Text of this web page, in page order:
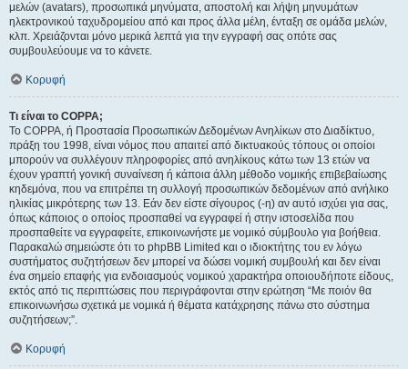
μελών (avatars), προσωπικά μηνύματα, αποστολή και λήψη μηνυμάτων
ηλεκτρονικού ταχυδρομείου από και προς άλλα μέλη, ένταξη σε ομάδα μελών,
κλπ. Χρειάζονται μόνο μερικά λεπτά για την εγγραφή σας οπότε σας
συμβουλεύουμε να το κάνετε.
Κορυφή
Τι είναι το COPPA;
Το COPPA, ή Προστασία Προσωπικών Δεδομένων Ανηλίκων στο Διαδίκτυο,
πράξη του 1998, είναι νόμος που απαιτεί από δικτυακούς τόπους οι οποίοι
μπορούν να συλλέγουν πληροφορίες από ανηλίκους κάτω των 13 ετών να
έχουν γραπτή γονική συναίνεση ή κάποια άλλη μέθοδο νομικής επιβεβαίωσης
κηδεμόνα, που να επιτρέπει τη συλλογή προσωπικών δεδομένων από ανήλικο
ηλικίας μικρότερης των 13. Εάν δεν είστε σίγουρος (-η) αν αυτό ισχύει για σας,
όπως κάποιος ο οποίος προσπαθεί να εγγραφεί ή στην ιστοσελίδα που
προσπαθείτε να εγγραφείτε, επικοινωνήστε με νομικό σύμβουλο για βοήθεια.
Παρακαλώ σημειώστε ότι το phpBB Limited και ο ιδιοκτήτης του εν λόγω
συστήματος συζητήσεων δεν μπορεί να δώσει νομική συμβουλή και δεν είναι
ένα σημείο επαφής για ενδοιασμούς νομικού χαρακτήρα οποιουδήποτε είδους,
εκτός από τις περιπτώσεις που περιγράφονται στην ερώτηση “Με ποιόν θα
επικοινωνήσω σχετικά με νομικά ή θέματα κατάχρησης πάνω στο σύστημα
συζητήσεων;”.
Κορυφή